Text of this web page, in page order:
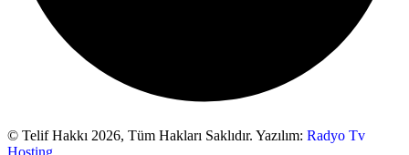
© Telif Hakkı 2026, Tüm Hakları Saklıdır. Yazılım: Radyo Tv